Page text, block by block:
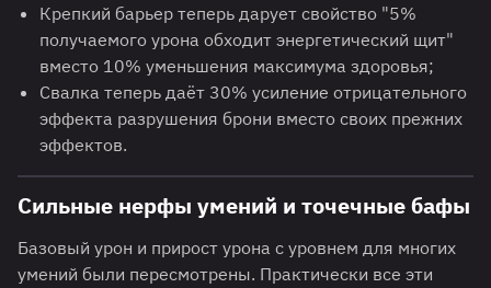
Крепкий барьер теперь дарует свойство "5%
получаемого урона обходит энергетический щит"
вместо 10% уменьшения максимума здоровья;
Свалка теперь даёт 30% усиление отрицательного
эффекта разрушения брони вместо своих прежних
эффектов.
Сильные нерфы умений и точечные бафы
Базовый урон и прирост урона с уровнем для многих
умений были пересмотрены. Практически все эти